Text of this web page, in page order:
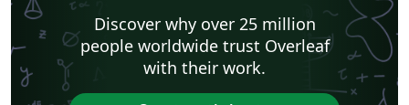
Discover why over 25 million
people worldwide trust Overleaf
with their work.